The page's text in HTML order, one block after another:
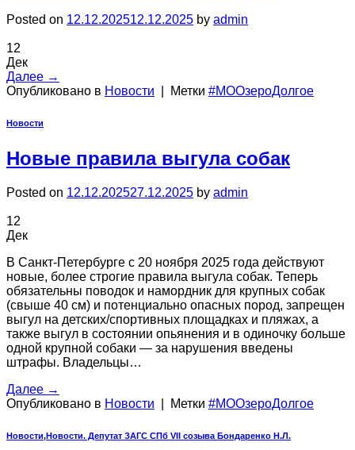
Posted on 12.12.202512.12.2025 by admin
12
Дек
Далее →
Опубликовано в Новости Метки #МООзероДолгое
Новости
Новые правила выгула собак
Posted on 12.12.202527.12.2025 by admin
12
Дек
В Санкт-Петербурге с 20 ноября 2025 года действуют
новые, более строгие правила выгула собак. Теперь
обязательны поводок и намордник для крупных собак
(свыше 40 см) и потенциально опасных пород, запрещен
выгул на детских/спортивных площадках и пляжах, а
также выгул в состоянии опьянения и в одиночку больше
одной крупной собаки — за нарушения введены
штрафы. Владельцы…
Далее →
Опубликовано в Новости Метки #МООзероДолгое
Новости,Новости. Депутат ЗАГС СПб VII созыва Бондаренко Н.Л.